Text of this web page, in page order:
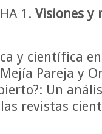
1. Visiones y
y científica
Pareja y
Un
revistas